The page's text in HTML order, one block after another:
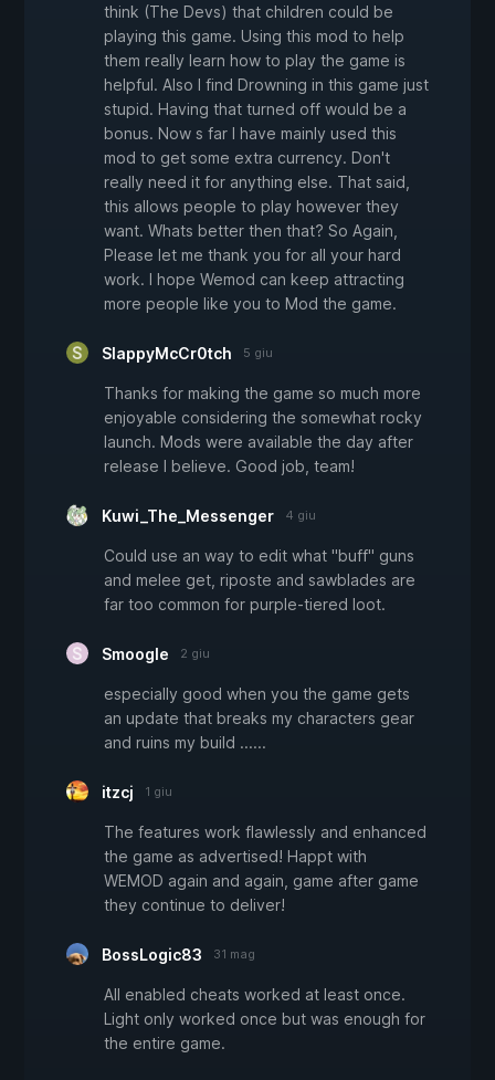
think (The Devs) that children could be
playing this game. Using this mod to help
them really learn how to play the game is
helpful. Also I find Drowning in this game just
stupid. Having that turned off would be a
bonus. Now s far I have mainly used this
mod to get some extra currency. Don't
really need it for anything else. That said,
this allows people to play however they
want. Whats better then that? So Again,
Please let me thank you for all your hard
work. I hope Wemod can keep attracting
more people like you to Mod the game.
SlappyMcCr0tch 5 giu
Thanks for making the game so much more
enjoyable considering the somewhat rocky
launch. Mods were available the day after
release I believe. Good job, team!
Kuwi_The_Messenger 4 giu
Could use an way to edit what "buff" guns
and melee get, riposte and sawblades are
far too common for purple-tiered loot.
Smoogle 2 giu
especially good when you the game gets
an update that breaks my characters gear
and ruins my build ......
itzcj 1 giu
The features work flawlessly and enhanced
the game as advertised! Happt with
WEMOD again and again, game after game
they continue to deliver!
BossLogic83 31 mag
All enabled cheats worked at least once.
Light only worked once but was enough for
the entire game.